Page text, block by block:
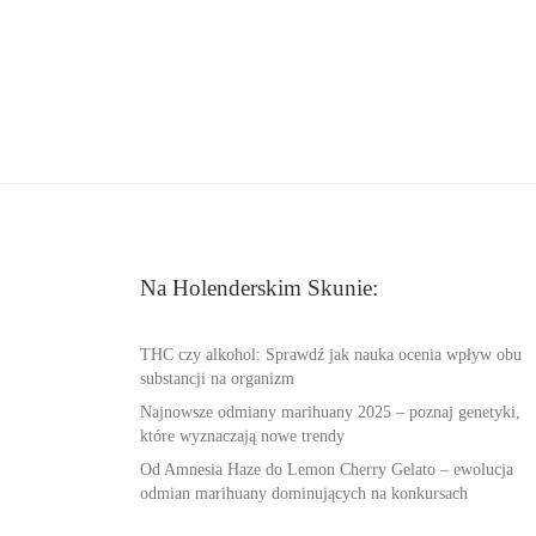
Na Holenderskim Skunie:
THC czy alkohol: Sprawdź jak nauka ocenia wpływ obu
substancji na organizm
Najnowsze odmiany marihuany 2025 – poznaj genetyki,
które wyznaczają nowe trendy
Od Amnesia Haze do Lemon Cherry Gelato – ewolucja
odmian marihuany dominujących na konkursach